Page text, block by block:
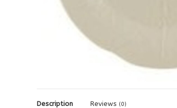
Description Reviews (0)